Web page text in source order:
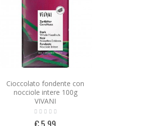
Cioccolato fondente con
nocciole intere 100g
VIVANI